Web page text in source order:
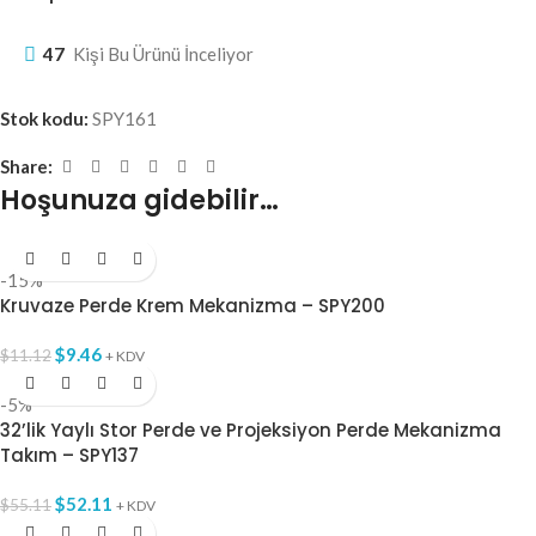
47 Kişi Bu Ürünü İnceliyor
Stok kodu: SPY161
Share:
Hoşunuza gidebilir…
-15%
Kruvaze Perde Krem Mekanizma – SPY200
$11.12$9.46 + KDV
-5%
32’lik Yaylı Stor Perde ve Projeksiyon Perde Mekanizma
Takım – SPY137
$55.11$52.11 + KDV